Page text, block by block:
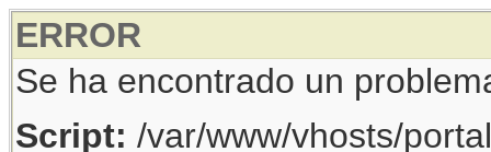
ERROR
Se ha encontrado un
Script: /var/www/vhosts/